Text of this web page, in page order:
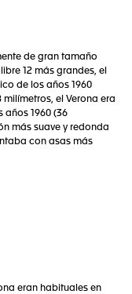
de gran tamaño
12 más grandes, el
de los años 1960
el Verona era
años 1960 (36
más suave y redonda
con asas más
eran habituales en